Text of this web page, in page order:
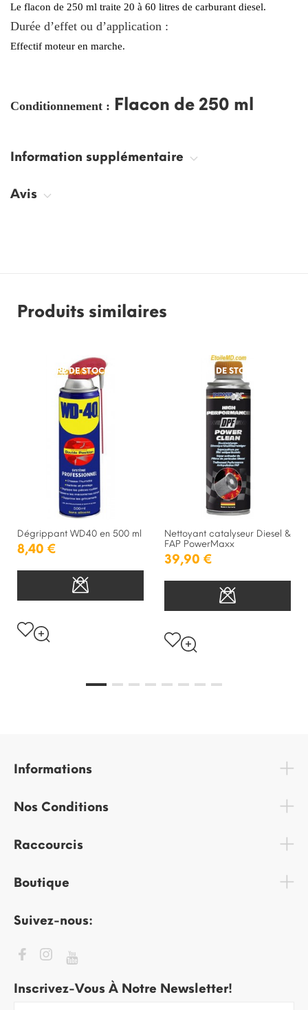
Le flacon de 250 ml traite 20 à 60 litres de carburant diesel.
Durée d’effet ou d’application :
Effectif moteur en marche.
Conditionnement : Flacon de 250 ml
Information supplémentaire
Avis
Produits similaires
RUPTURE DE STOCK
Dégrippant WD40 en 500 ml
8,40 €
RUPTURE DE STOCK
Nettoyant catalyseur Diesel &
FAP PowerMaxx
39,90 €
Informations
Nos Conditions
Raccourcis
Boutique
Suivez-nous:
Inscrivez-Vous À Notre Newsletter!